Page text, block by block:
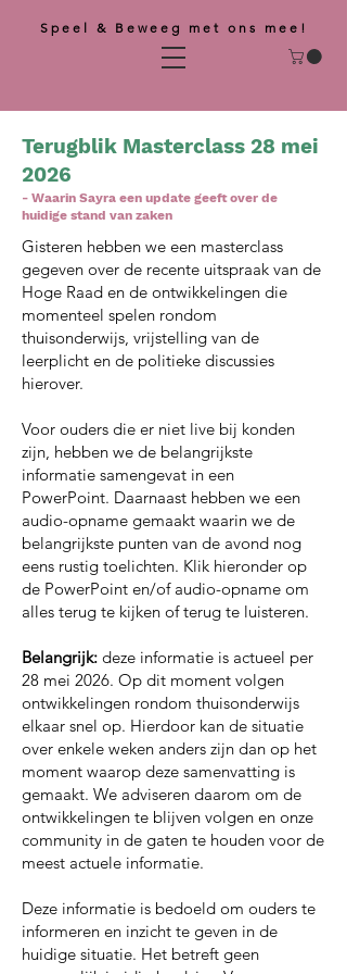
Speel & Beweeg met ons mee!
Terugblik Masterclass 28 mei
2026
- Waarin Sayra een update geeft over de
huidige stand van zaken
Gisteren hebben we een masterclass
gegeven over de recente uitspraak van de
Hoge Raad en de ontwikkelingen die
momenteel spelen rondom
thuisonderwijs, vrijstelling van de
leerplicht en de politieke discussies
hierover.
Voor ouders die er niet live bij konden
zijn, hebben we de belangrijkste
informatie samengevat in een
PowerPoint. Daarnaast hebben we een
audio-opname gemaakt waarin we de
belangrijkste punten van de avond nog
eens rustig toelichten. Klik hieronder op
de PowerPoint en/of audio-opname om
alles terug te kijken of terug te luisteren.
Belangrijk: deze informatie is actueel per
28 mei 2026. Op dit moment volgen
ontwikkelingen rondom thuisonderwijs
elkaar snel op. Hierdoor kan de situatie
over enkele weken anders zijn dan op het
moment waarop deze samenvatting is
gemaakt. We adviseren daarom om de
ontwikkelingen te blijven volgen en onze
community in de gaten te houden voor de
meest actuele informatie.
Deze informatie is bedoeld om ouders te
informeren en inzicht te geven in de
huidige situatie. Het betreft geen